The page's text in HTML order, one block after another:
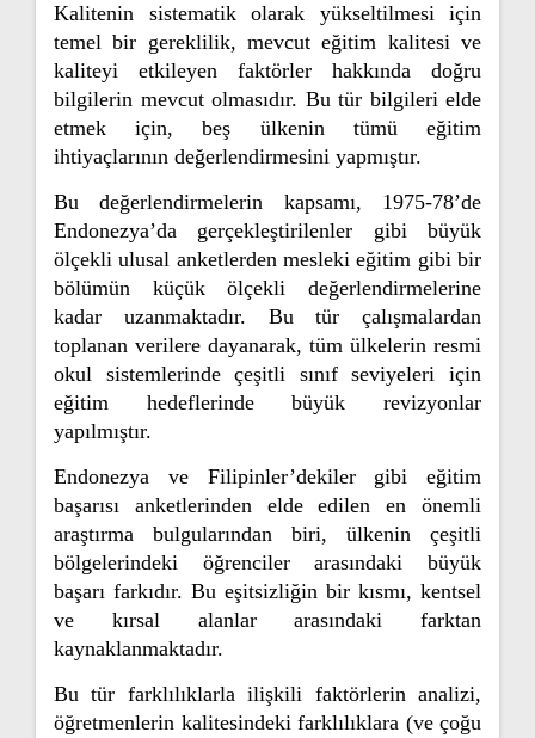
Kalitenin sistematik olarak yükseltilmesi için
temel bir gereklilik, mevcut eğitim kalitesi ve
kaliteyi etkileyen faktörler hakkında doğru
bilgilerin mevcut olmasıdır. Bu tür bilgileri elde
etmek için, beş ülkenin tümü eğitim
ihtiyaçlarının değerlendirmesini yapmıştır.
Bu değerlendirmelerin kapsamı, 1975-78’de
Endonezya’da gerçekleştirilenler gibi büyük
ölçekli ulusal anketlerden mesleki eğitim gibi bir
bölümün küçük ölçekli değerlendirmelerine
kadar uzanmaktadır. Bu tür çalışmalardan
toplanan verilere dayanarak, tüm ülkelerin resmi
okul sistemlerinde çeşitli sınıf seviyeleri için
eğitim hedeflerinde büyük revizyonlar
yapılmıştır.
Endonezya ve Filipinler’dekiler gibi eğitim
başarısı anketlerinden elde edilen en önemli
araştırma bulgularından biri, ülkenin çeşitli
bölgelerindeki öğrenciler arasındaki büyük
başarı farkıdır. Bu eşitsizliğin bir kısmı, kentsel
ve kırsal alanlar arasındaki farktan
kaynaklanmaktadır.
Bu tür farklılıklarla ilişkili faktörlerin analizi,
öğretmenlerin kalitesindeki farklılıklara (ve çoğu